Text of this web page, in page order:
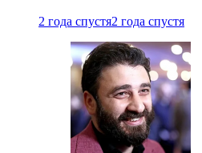
2 года спустя2 года спустя